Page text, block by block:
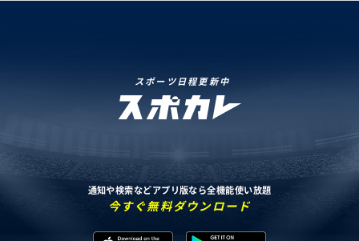
スポーツ日程更新中
通知や検索などアプリ版なら全機能使い放題
今すぐ無料ダウンロード